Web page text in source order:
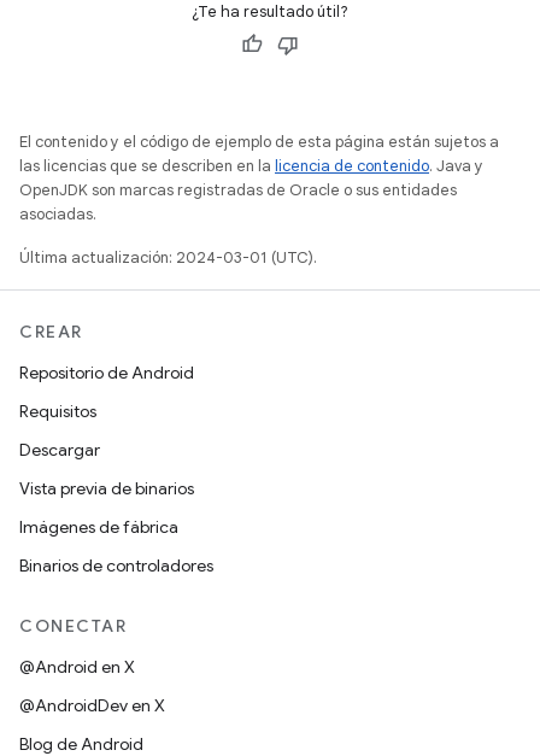
¿Te ha resultado útil?
El contenido y el código de ejemplo de esta página están sujetos a
las licencias que se describen en la licencia de contenido. Java y
OpenJDK son marcas registradas de Oracle o sus entidades
asociadas.
Última actualización: 2024-03-01 (UTC).
CREAR
Repositorio de Android
Requisitos
Descargar
Vista previa de binarios
Imágenes de fábrica
Binarios de controladores
CONECTAR
@Android en X
@AndroidDev en X
Blog de Android